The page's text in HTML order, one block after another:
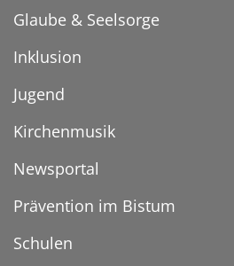
Glaube & Seelsorge
Inklusion
Jugend
Kirchenmusik
Newsportal
Prävention im Bistum
Schulen